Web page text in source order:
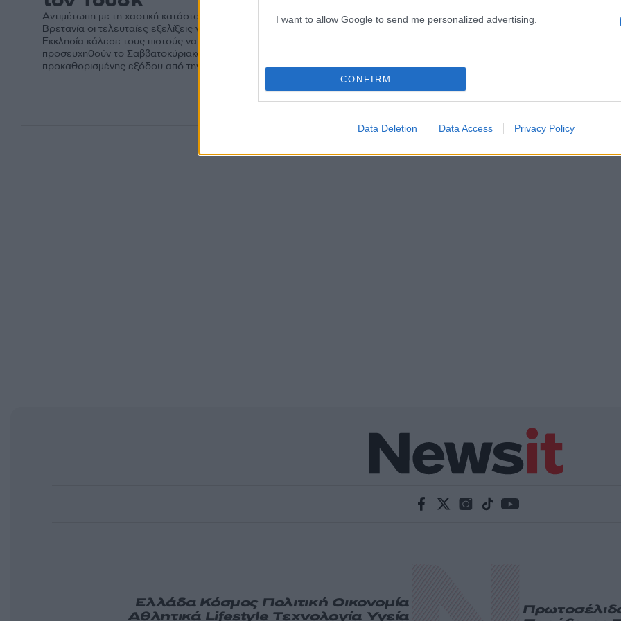
I want to allow Google to send me personalized advertising.
CONFIRM
Data Deletion Data Access Privacy Policy
Αντιμέτωπη με τη χαοτική κατάσταση που έχουν δημιουργήσει στη
Βρετανία οι τελευταίες εξελίξεις γύρω από το Brexit, η Αγγλικανική
Εκκλησία κάλεσε τους πιστούς να πάρουν το τσάι τους και να
προσευχηθούν το Σαββατοκύριακο της 30ής Μαρτίου, την επομένη της
προκαθορισμένης εξόδου από την Ευρωπαϊκή Ένωση.
Ελλάδα Κόσμος Πολιτική Οικονομία
Αθλητικά Lifestyle Τεχνολογία Υγεία